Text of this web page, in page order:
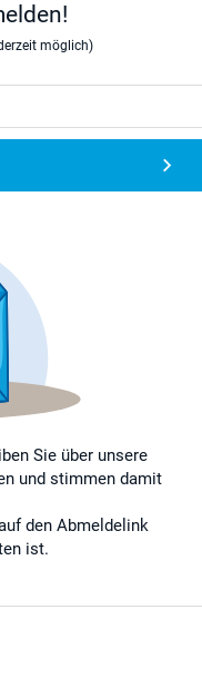
möglich)
Sie über unsere
und stimmen damit
den Abmeldelink
ist.